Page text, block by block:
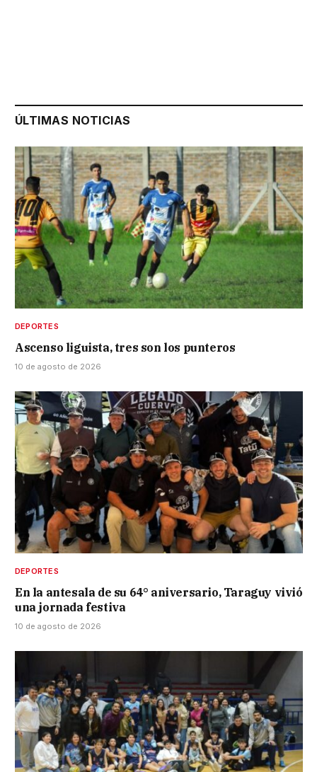
ÚLTIMAS NOTICIAS
DEPORTES
Ascenso liguista, tres son los punteros
10 de agosto de 2026
DEPORTES
En la antesala de su 64° aniversario, Taraguy vivió
una jornada festiva
10 de agosto de 2026